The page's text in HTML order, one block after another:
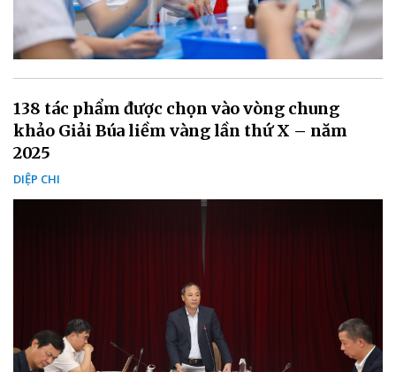
138 tác phẩm được chọn vào vòng chung
khảo Giải Búa liềm vàng lần thứ X – năm
2025
DIỆP CHI